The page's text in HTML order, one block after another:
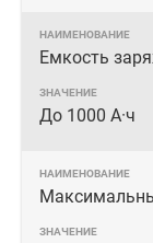
Емкость
До 1000 А·ч